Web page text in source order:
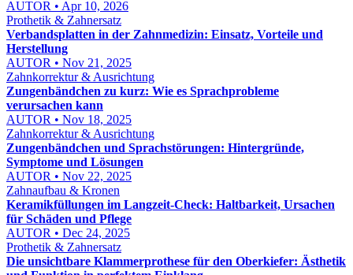
AUTOR • Apr 10, 2026
Prothetik & Zahnersatz
Verbandsplatten in der Zahnmedizin: Einsatz, Vorteile und
Herstellung
AUTOR • Nov 21, 2025
Zahnkorrektur & Ausrichtung
Zungenbändchen zu kurz: Wie es Sprachprobleme
verursachen kann
AUTOR • Nov 18, 2025
Zahnkorrektur & Ausrichtung
Zungenbändchen und Sprachstörungen: Hintergründe,
Symptome und Lösungen
AUTOR • Nov 22, 2025
Zahnaufbau & Kronen
Keramikfüllungen im Langzeit-Check: Haltbarkeit, Ursachen
für Schäden und Pflege
AUTOR • Dec 24, 2025
Prothetik & Zahnersatz
Die unsichtbare Klammerprothese für den Oberkiefer: Ästhetik